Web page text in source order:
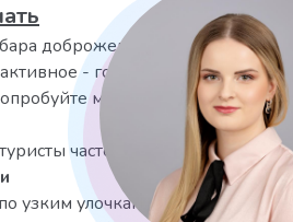
доброжелательны и
- головной убор и
местный кофе и
часто привозят специи,
узким улочкам Каменного